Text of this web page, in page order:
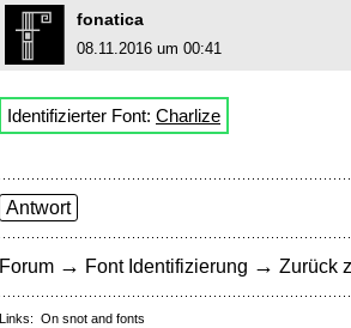
fonatica
08.11.2016 um 00:41
Identifizierter Font: Charlize
Antwort
Forum → Font Identifizierung → Zurück
Links: On snot and fonts